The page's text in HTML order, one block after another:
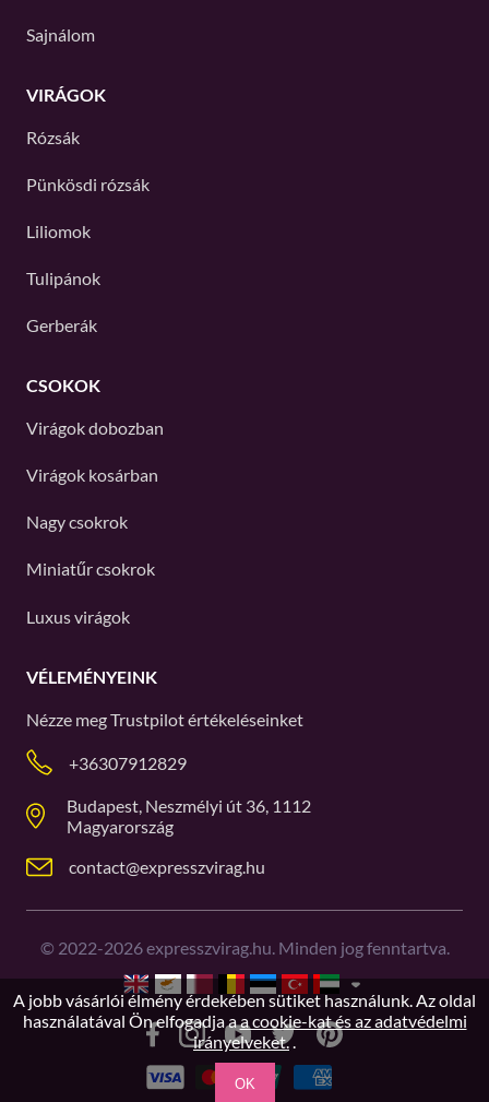
Sajnálom
VIRÁGOK
Rózsák
Pünkösdi rózsák
Liliomok
Tulipánok
Gerberák
CSOKOK
Virágok dobozban
Virágok kosárban
Nagy csokrok
Miniatűr csokrok
Luxus virágok
VÉLEMÉNYEINK
Nézze megTrustpilotértékeléseinket
+36307912829
Budapest, Neszmélyi út 36, 1112
Magyarország
contact@expresszvirag.hu
© 2022-2026expresszvirag.hu. Minden jog fenntartva.
A jobb vásárlói élmény érdekében sütiket használunk. Az oldal
használatával Ön elfogadja aa cookie-kat és az adatvédelmi
irányelveket..
OK